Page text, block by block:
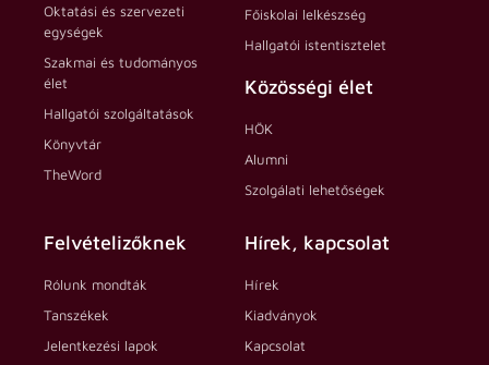
Oktatási és szervezeti
egységek
Szakmai és tudományos
élet
Hallgatói szolgáltatások
Könyvtár
TheWord
Főiskolai lelkészség
Hallgatói istentisztelet
Közösségi élet
HÖK
Alumni
Szolgálati lehetőségek
Felvételizőknek
Rólunk mondták
Tanszékek
Jelentkezési lapok
Hírek, kapcsolat
Hírek
Kiadványok
Kapcsolat